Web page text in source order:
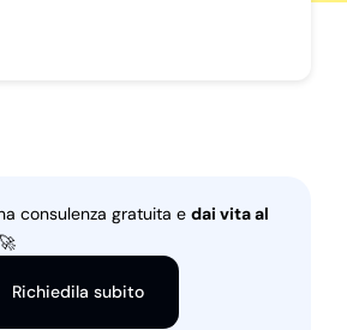
consulenza gratuita e dai vita al
Richiedila subito